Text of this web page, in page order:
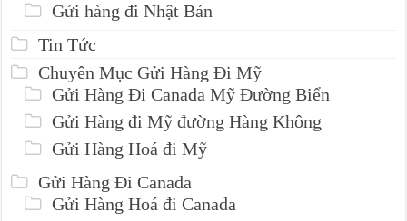
Gửi hàng đi Nhật Bản
Tin Tức
Chuyên Mục Gửi Hàng Đi Mỹ
Gửi Hàng Đi Canada Mỹ Đường Biển
Gửi Hàng đi Mỹ đường Hàng Không
Gửi Hàng Hoá đi Mỹ
Gửi Hàng Đi Canada
Gửi Hàng Hoá đi Canada